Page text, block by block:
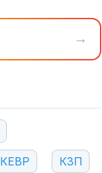
→
КЕВР КЗП